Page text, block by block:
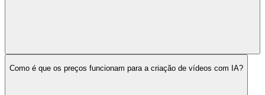
Como é que os preços funcionam para a criação de vídeos com IA?